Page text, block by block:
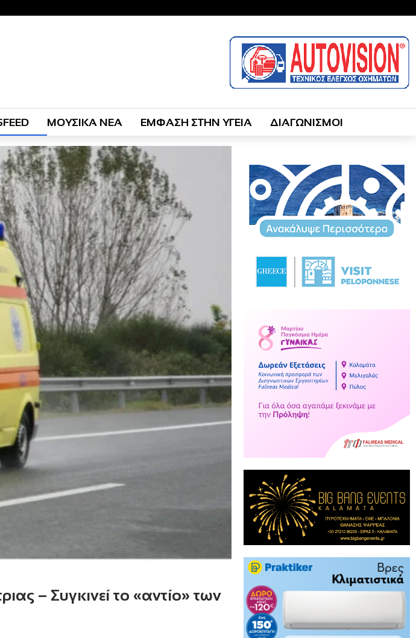
ΜΟΥΣΙΚΑ ΝΕΑ ΕΜΦΑΣΗ ΣΤΗΝ ΥΓΕΙΑ ΔΙΑΓΩΝΙΣΜΟΙ
– Συγκινεί το «αντίο» των